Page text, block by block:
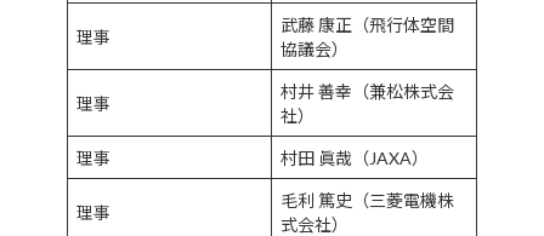
理事
武藤 康正（飛行体空間
協議会）
理事
村井 善幸（兼松株式会
社）
理事 村田 眞哉（JAXA）
理事
毛利 篤史（三菱電機株
式会社）